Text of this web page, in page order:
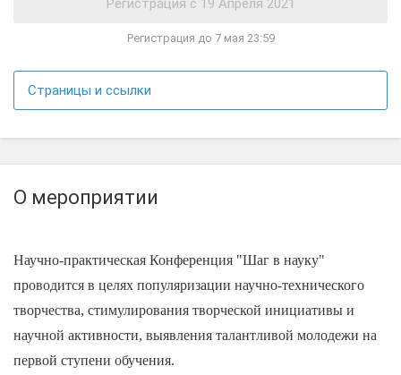
Регистрация до 7 мая 23:59
Страницы и ссылки
О мероприятии
Научно-практическая Конференция "Шаг в науку"
проводится в целях популяризации научно-технического
творчества, стимулирования творческой инициативы и
научной активности, выявления талантливой молодежи на
первой ступени обучения.